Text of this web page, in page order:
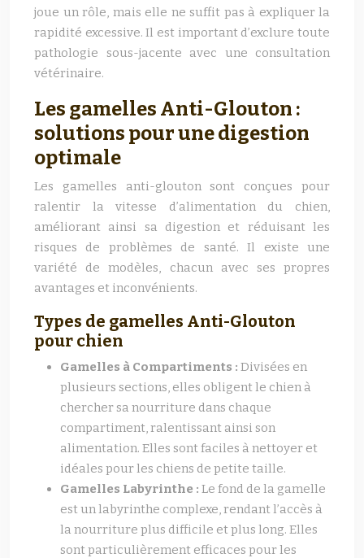
joue un rôle, mais elle ne suffit pas à expliquer la
rapidité excessive. Il est important d’exclure toute
pathologie sous-jacente avec une consultation
vétérinaire.
Les gamelles Anti-Glouton :
solutions pour une digestion
optimale
Les gamelles anti-glouton sont conçues pour
ralentir la vitesse d’alimentation du chien,
améliorant ainsi sa digestion et réduisant les
risques de problèmes de santé. Il existe une
variété de modèles, chacun avec ses propres
avantages et inconvénients.
Types de gamelles Anti-Glouton
pour chien
Gamelles à Compartiments : Divisées en
plusieurs sections, elles obligent le chien à
chercher sa nourriture dans chaque
compartiment, ralentissant ainsi son
alimentation. Elles sont faciles à nettoyer et
idéales pour les chiens de petite taille.
Gamelles Labyrinthe : Le fond de la gamelle
est un labyrinthe complexe, rendant l’accès à
la nourriture plus difficile et plus long. Elles
sont particulièrement efficaces pour les